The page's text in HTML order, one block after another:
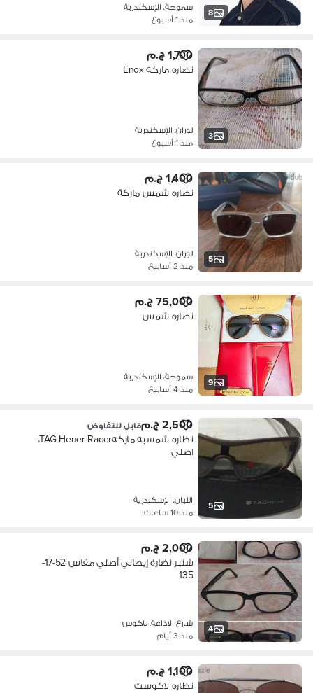
8
سموحة، الإسكندرية
منذ 1 أسبوع
3
1,700 ج.م
نضاره ماركه Enox
لوران، الإسكندرية
منذ 1 أسبوع
5
1,400 ج.م
نضاره شمس ماركة
لوران، الإسكندرية
منذ 2 أسابيع
9
75,000 ج.م
نضاره شمس
سموحة، الإسكندرية
منذ 4 أسابيع
5
2,500 ج.م قابل للتفاوض
نظاره شمسيه ماركهTAG Heuer Racer،
اصلي
اللبان، الإسكندرية
منذ 10 ساعات
4
2,000 ج.م
شنبر نضارة إيطالي أصلي مقاس 52-17-
135
شارع الاذاعة، باكوس
منذ 3 أيام
1,100 ج.م
نظاره لاكوست